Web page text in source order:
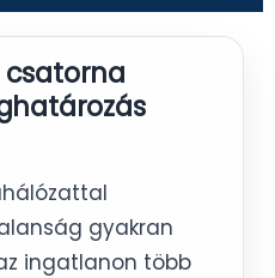
csatorna
gyakran
ingatlanon több